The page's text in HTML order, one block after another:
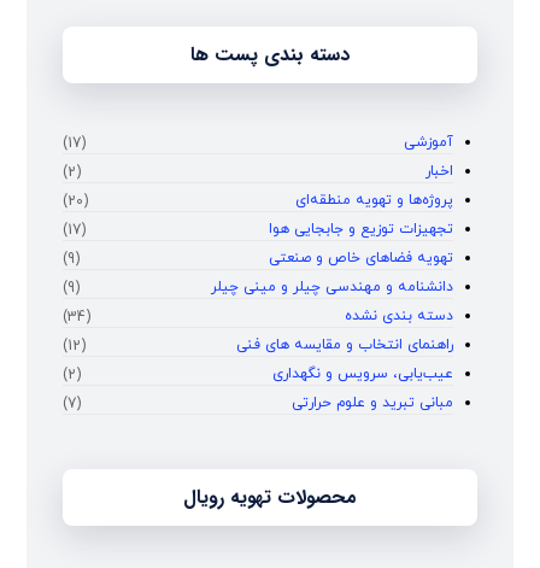
دسته بندی پست ها
آموزشی
(17)
اخبار
(2)
پروژه‌ها و تهویه منطقه‌ای
(20)
تجهیزات توزیع و جابجایی هوا
(17)
تهویه فضاهای خاص و صنعتی
(9)
دانشنامه و مهندسی چیلر و مینی چیلر
(9)
دسته بندی نشده
(34)
راهنمای انتخاب و مقایسه‌ های فنی
(12)
عیب‌یابی، سرویس و نگهداری
(2)
مبانی تبرید و علوم حرارتی
(7)
محصولات تهویه رویال